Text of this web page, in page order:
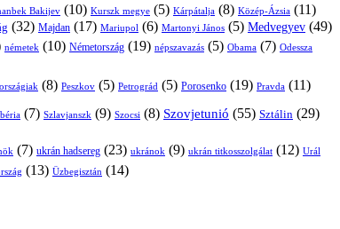
Bakijev (10) Kurszk megye (5) Kárpátalja (8) Közép-Ázsia (11)
(32) Majdan (17) Mariupol (6) Martonyi János (5) Medvegyev (49)
németek (10) Németország (19) népszavazás (5) Obama (7) Odessza
(8) Peszkov (5) Petrográd (5) Porosenko (19) Pravda (11)
(7) Szlavjanszk (9) Szocsi (8) Szovjetunió (55) Sztálin (29)
(7) ukrán hadsereg (23) ukránok (9) ukrán titkosszolgálat (12) Urál
(13) Üzbegisztán (14)